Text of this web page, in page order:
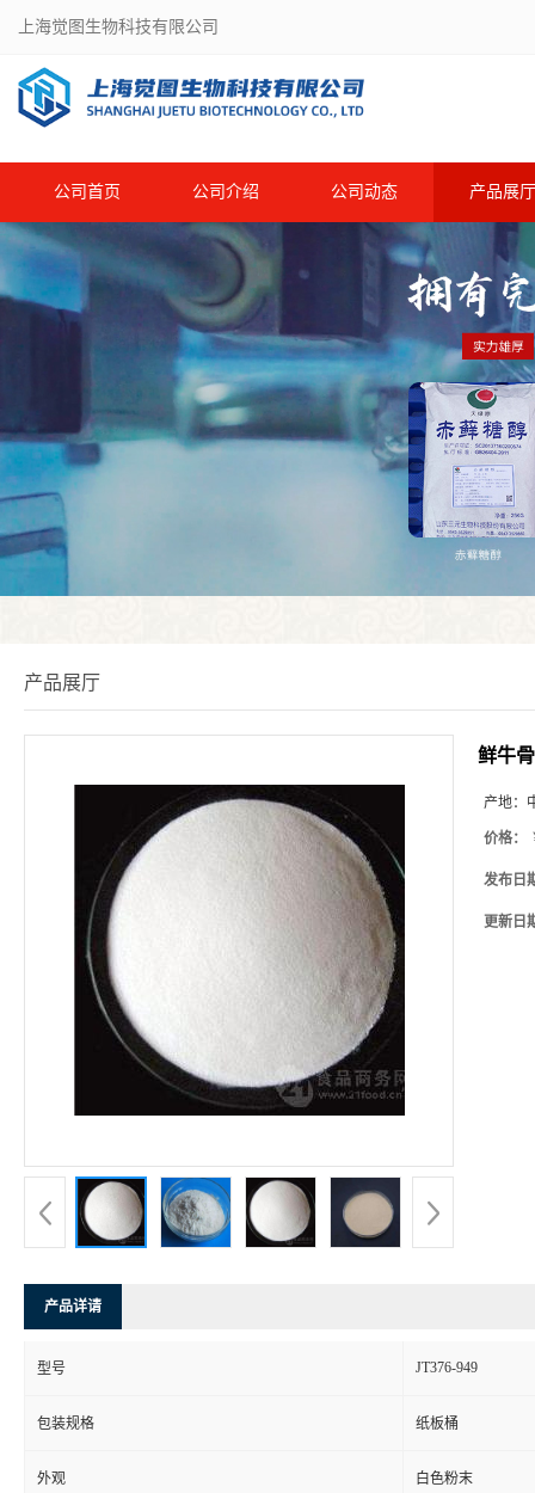
上海觉图生物科技有限公司
公司首页 公司介绍 公司动态 产品展厅
产品展厅
鲜牛
产地：
价格：
发布日
更新日
产品详请
型号 JT376-949
包装规格 纸板桶
外观 白色粉末